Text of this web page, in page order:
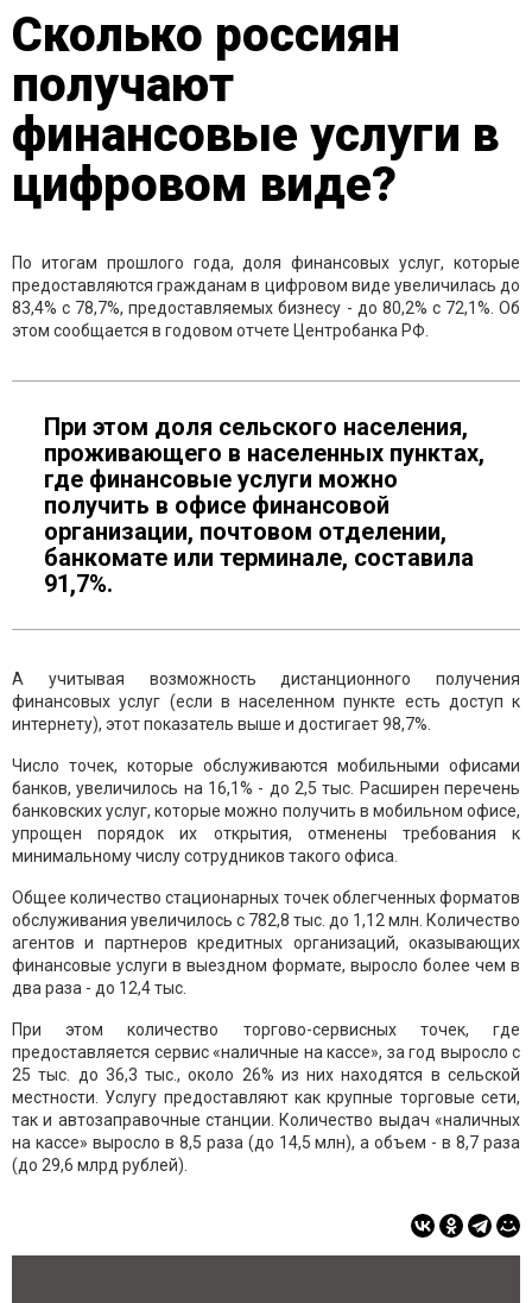
Сколько россиян
получают
финансовые услуги в
цифровом виде?
По итогам прошлого года, доля финансовых услуг, которые
предоставляются гражданам в цифровом виде увеличилась до
83,4% с 78,7%, предоставляемых бизнесу - до 80,2% с 72,1%. Об
этом сообщается в годовом отчете Центробанка РФ.
При этом доля сельского населения,
проживающего в населенных пунктах,
где финансовые услуги можно
получить в офисе финансовой
организации, почтовом отделении,
банкомате или терминале, составила
91,7%.
А учитывая возможность дистанционного получения
финансовых услуг (если в населенном пункте есть доступ к
интернету), этот показатель выше и достигает 98,7%.
Число точек, которые обслуживаются мобильными офисами
банков, увеличилось на 16,1% - до 2,5 тыс. Расширен перечень
банковских услуг, которые можно получить в мобильном офисе,
упрощен порядок их открытия, отменены требования к
минимальному числу сотрудников такого офиса.
Общее количество стационарных точек облегченных форматов
обслуживания увеличилось с 782,8 тыс. до 1,12 млн. Количество
агентов и партнеров кредитных организаций, оказывающих
финансовые услуги в выездном формате, выросло более чем в
два раза - до 12,4 тыс.
При этом количество торгово-сервисных точек, где
предоставляется сервис «наличные на кассе», за год выросло с
25 тыс. до 36,3 тыс., около 26% из них находятся в сельской
местности. Услугу предоставляют как крупные торговые сети,
так и автозаправочные станции. Количество выдач «наличных
на кассе» выросло в 8,5 раза (до 14,5 млн), а объем - в 8,7 раза
(до 29,6 млрд рублей).